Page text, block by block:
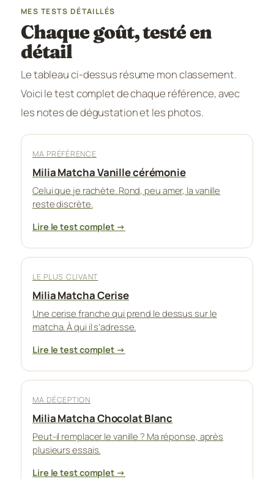
MES TESTS DÉTAILLÉS
Chaque goût, testé en
détail
Le tableau ci-dessus résume mon classement.
Voici le test complet de chaque référence, avec
les notes de dégustation et les photos.
MA PRÉFÉRENCE
Milia Matcha Vanille cérémonie
Celui que je rachète. Rond, peu amer, la vanille
reste discrète.
Lire le test complet →
LE PLUS CLIVANT
Milia Matcha Cerise
Une cerise franche qui prend le dessus sur le
matcha. À qui il s’adresse.
Lire le test complet →
MA DÉCEPTION
Milia Matcha Chocolat Blanc
Peut-il remplacer le vanille ? Ma réponse, après
plusieurs essais.
Lire le test complet →